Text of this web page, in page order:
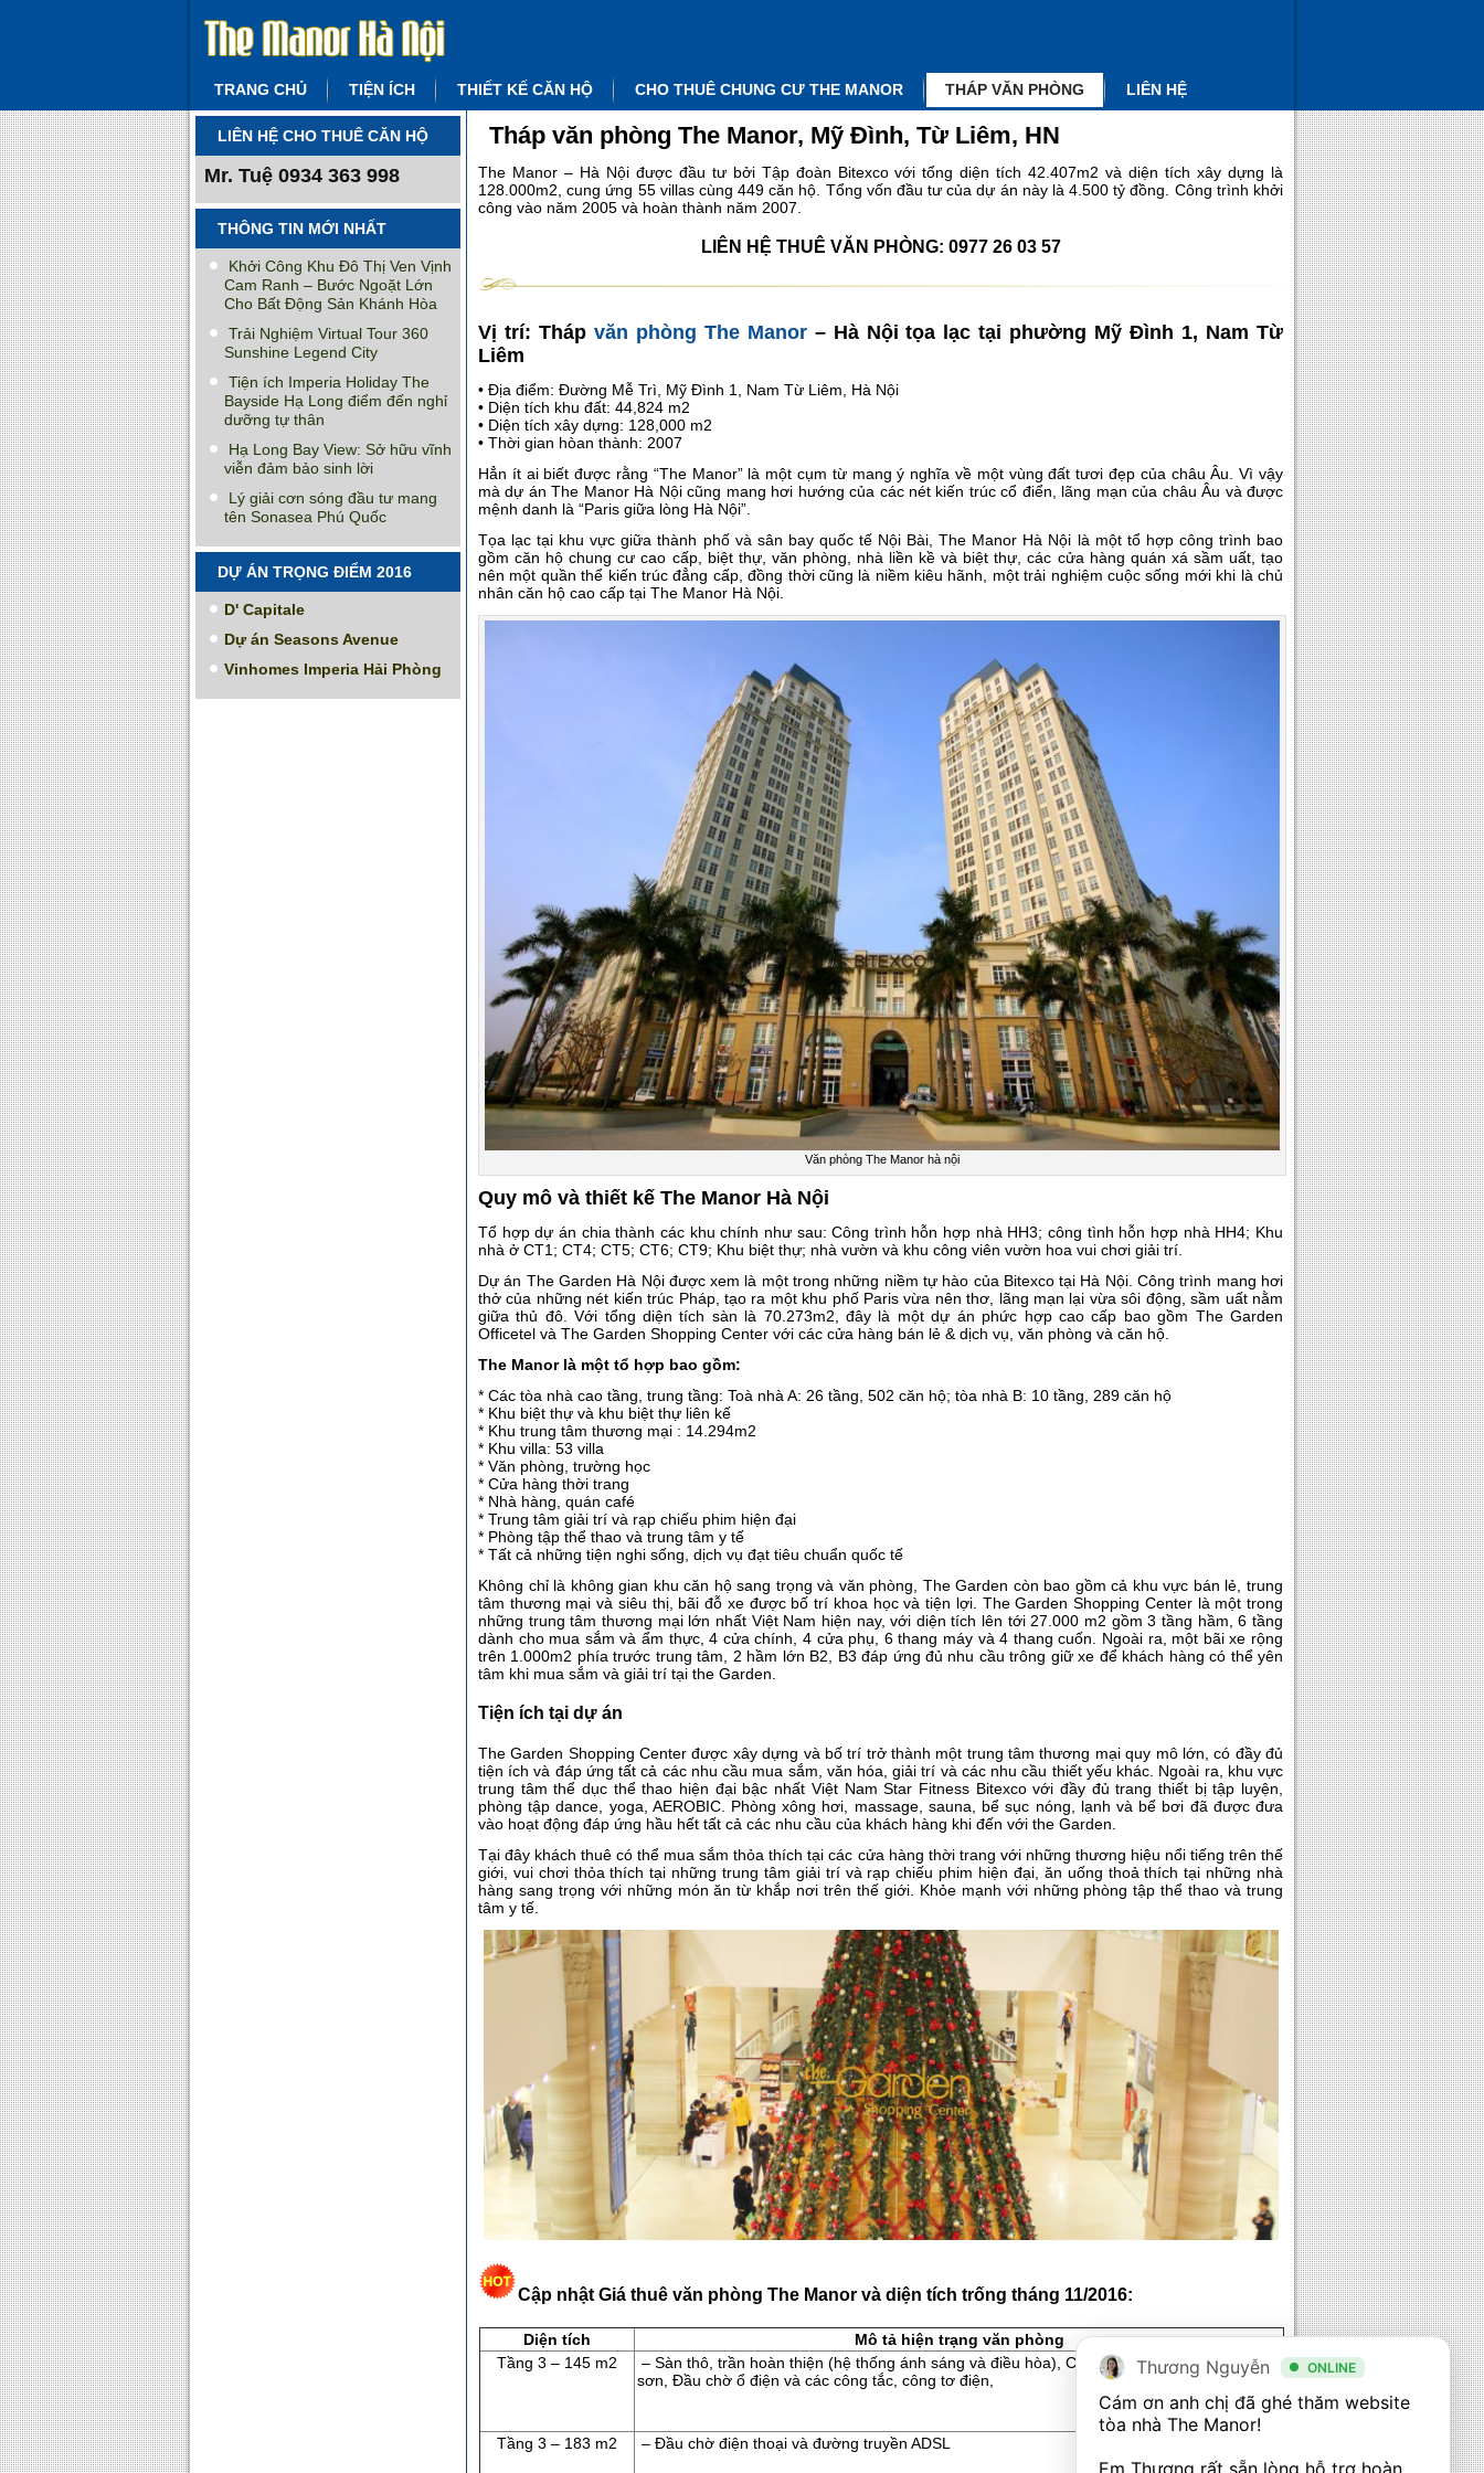
TRANG CHỦ TIỆN ÍCH THIẾT KẾ CĂN HỘ CHO THUÊ CHUNG CƯ THE MANOR THÁP VĂN PHÒNG LIÊN HỆ
LIÊN HỆ CHO THUÊ CĂN HỘ
Mr. Tuệ 0934 363 998
THÔNG TIN MỚI NHẤT
Khởi Công Khu Đô Thị Ven Vịnh
Cam Ranh – Bước Ngoặt Lớn
Cho Bất Động Sản Khánh Hòa
Trải Nghiệm Virtual Tour 360
Sunshine Legend City
Tiện ích Imperia Holiday The
Bayside Hạ Long điểm đến nghỉ
dưỡng tự thân
Hạ Long Bay View: Sở hữu vĩnh
viễn đảm bảo sinh lời
Lý giải cơn sóng đầu tư mang
tên Sonasea Phú Quốc
DỰ ÁN TRỌNG ĐIỂM 2016
D' Capitale
Dự án Seasons Avenue
Vinhomes Imperia Hải Phòng
Tháp văn phòng The Manor, Mỹ Đình, Từ Liêm, HN
The Manor – Hà Nội được đầu tư bởi Tập đoàn Bitexco với tổng diện tích 42.407m2 và diện tích xây dựng là
128.000m2, cung ứng 55 villas cùng 449 căn hộ. Tổng vốn đầu tư của dự án này là 4.500 tỷ đồng. Công trình khởi
công vào năm 2005 và hoàn thành năm 2007.
LIÊN HỆ THUÊ VĂN PHÒNG: 0977 26 03 57
Vị trí: Tháp văn phòng The Manor– Hà Nội tọa lạc tại phường Mỹ Đình 1, Nam Từ
Liêm
• Địa điểm: Đường Mễ Trì, Mỹ Đình 1, Nam Từ Liêm, Hà Nội
• Diện tích khu đất: 44,824 m2
• Diện tích xây dựng: 128,000 m2
• Thời gian hòan thành: 2007
Hẳn ít ai biết được rằng “The Manor” là một cụm từ mang ý nghĩa về một vùng đất tươi đẹp của châu Âu. Vì vậy
mà dự án The Manor Hà Nội cũng mang hơi hướng của các nét kiến trúc cổ điển, lãng mạn của châu Âu và được
mệnh danh là “Paris giữa lòng Hà Nội”.
Tọa lạc tại khu vực giữa thành phố và sân bay quốc tế Nội Bài, The Manor Hà Nội là một tổ hợp công trình bao
gồm căn hộ chung cư cao cấp, biệt thự, văn phòng, nhà liền kề và biệt thự, các cửa hàng quán xá sầm uất, tạo
nên một quần thể kiến trúc đẳng cấp, đồng thời cũng là niềm kiêu hãnh, một trải nghiệm cuộc sống mới khi là chủ
nhân căn hộ cao cấp tại The Manor Hà Nội.
Văn phòng The Manor hà nội
Quy mô và thiết kế The Manor Hà Nội
Tổ hợp dự án chia thành các khu chính như sau: Công trình hỗn hợp nhà HH3; công tình hỗn hợp nhà HH4; Khu
nhà ở CT1; CT4; CT5; CT6; CT9; Khu biệt thự; nhà vườn và khu công viên vườn hoa vui chơi giải trí.
Dự án The Garden Hà Nội được xem là một trong những niềm tự hào của Bitexco tại Hà Nội. Công trình mang hơi
thở của những nét kiến trúc Pháp, tạo ra một khu phố Paris vừa nên thơ, lãng mạn lại vừa sôi động, sầm uất nằm
giữa thủ đô. Với tổng diện tích sàn là 70.273m2, đây là một dự án phức hợp cao cấp bao gồm The Garden
Officetel và The Garden Shopping Center với các cửa hàng bán lẻ & dịch vụ, văn phòng và căn hộ.
The Manor là một tổ hợp bao gồm:
* Các tòa nhà cao tầng, trung tầng: Toà nhà A: 26 tầng, 502 căn hộ; tòa nhà B: 10 tầng, 289 căn hộ
* Khu biệt thự và khu biệt thự liên kế
* Khu trung tâm thương mại : 14.294m2
* Khu villa: 53 villa
* Văn phòng, trường học
* Cửa hàng thời trang
* Nhà hàng, quán café
* Trung tâm giải trí và rạp chiếu phim hiện đại
* Phòng tập thể thao và trung tâm y tế
* Tất cả những tiện nghi sống, dịch vụ đạt tiêu chuẩn quốc tế
Không chỉ là không gian khu căn hộ sang trọng và văn phòng, The Garden còn bao gồm cả khu vực bán lẻ, trung
tâm thương mại và siêu thị, bãi đỗ xe được bố trí khoa học và tiện lợi. The Garden Shopping Center là một trong
những trung tâm thương mại lớn nhất Việt Nam hiện nay, với diện tích lên tới 27.000 m2 gồm 3 tầng hầm, 6 tầng
dành cho mua sắm và ẩm thực, 4 cửa chính, 4 cửa phụ, 6 thang máy và 4 thang cuốn. Ngoài ra, một bãi xe rộng
trên 1.000m2 phía trước trung tâm, 2 hầm lớn B2, B3 đáp ứng đủ nhu cầu trông giữ xe để khách hàng có thể yên
tâm khi mua sắm và giải trí tại the Garden.
Tiện ích tại dự án
The Garden Shopping Center được xây dựng và bố trí trở thành một trung tâm thương mại quy mô lớn, có đầy đủ
tiện ích và đáp ứng tất cả các nhu cầu mua sắm, văn hóa, giải trí và các nhu cầu thiết yếu khác. Ngoài ra, khu vực
trung tâm thể dục thể thao hiện đại bậc nhất Việt Nam Star Fitness Bitexco với đầy đủ trang thiết bị tập luyện,
phòng tập dance, yoga, AEROBIC. Phòng xông hơi, massage, sauna, bể sục nóng, lạnh và bể bơi đã được đưa
vào hoạt động đáp ứng hầu hết tất cả các nhu cầu của khách hàng khi đến với the Garden.
Tại đây khách thuê có thể mua sắm thỏa thích tại các cửa hàng thời trang với những thương hiệu nổi tiếng trên thế
giới, vui chơi thỏa thích tại những trung tâm giải trí và rạp chiếu phim hiện đại, ăn uống thoả thích tại những nhà
hàng sang trọng với những món ăn từ khắp nơi trên thế giới. Khỏe mạnh với những phòng tập thể thao và trung
tâm y tế.
Cập nhật Giá thuê văn phòng The Manor và diện tích trống tháng 11/2016:
Diện tích
Mô tả hiện trạng văn phòng
Tầng 3 – 145 m2
– Sàn thô, trần hoàn thiện (hệ thống ánh sáng và điều hòa), Cửa ra vào riêng biệt, Tường
sơn, Đầu chờ ổ điện và các công tắc, công tơ điện,
Tầng 3 – 183 m2 – Đầu chờ điện thoại và đường truyền ADSL
Thương Nguyễn ONLINE
Cám ơn anh chị đã ghé thăm website
tòa nhà The Manor!
Em Thương rất sẵn lòng hỗ trợ hoàn